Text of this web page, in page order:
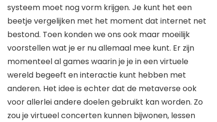
systeem moet nog vorm krijgen. Je kunt het een
beetje vergelijken met het moment dat internet net
bestond. Toen konden we ons ook maar moeilijk
voorstellen wat je er nu allemaal mee kunt. Er zijn
momenteel al games waarin je je in een virtuele
wereld begeeft en interactie kunt hebben met
anderen. Het idee is echter dat de metaverse ook
voor allerlei andere doelen gebruikt kan worden. Zo
zou je virtueel concerten kunnen bijwonen, lessen